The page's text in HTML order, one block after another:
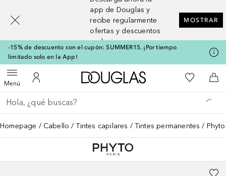
app de Douglas y
recibe regularmente
ofertas y descuentos
exclusivos
MOSTRAR
-15% de descuento con el cupón: SUMMER15. ¡Por tiempo
limitado solo en la App!
MenúAbrir menúMi cuenta
A Douglas HomeMi lista de
A
Regresar
Ejecutar búsqueda
Homepage Cabello Tintes capilares Tintes permanentes
[navigation.slideout.screenreader]